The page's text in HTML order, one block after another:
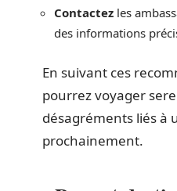
Contactez les
des informations
En suivant ces
pourrez voyager
désagréments liés à
prochainement.